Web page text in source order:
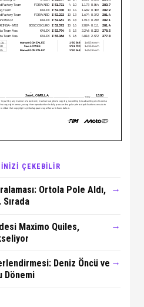
ÇEKEBİLİR
Ortola Pole Aldı,
→
Maximo Quiles,
→
Deniz Öncü ve
Dönemi
→